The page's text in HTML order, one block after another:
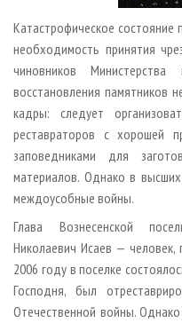
Катастрофическое состояние
необходимость принятия
чиновников
восстановления памятников
кадры: следует
реставраторов с хорошей
заповедниками для
материалов. Однако в
междо­усобные войны.
Глава Вознесенской
Николаевич Исаев — человек,
2006 году в поселке
Господня, был
Отечественной войны.